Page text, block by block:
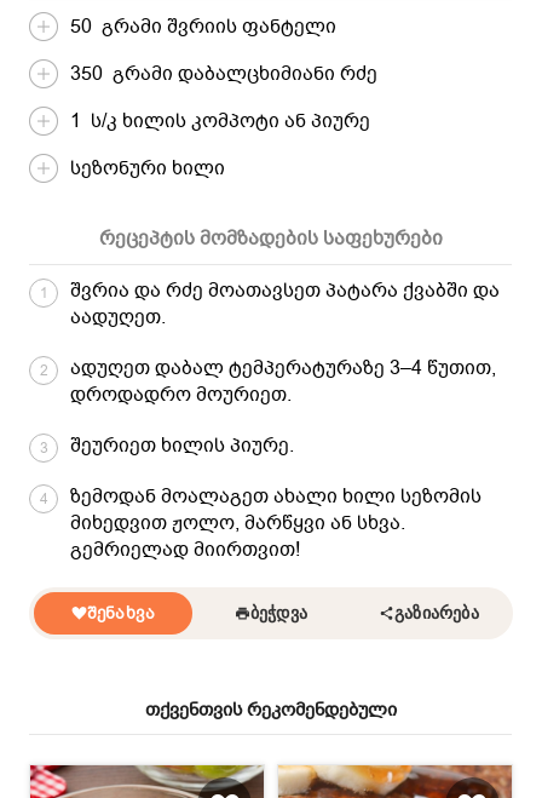
50 გრამი შვრიის ფანტელი
350 გრამი დაბალცხიმიანი რძე
1 ს/კ ხილის კომპოტი ან პიურე
სეზონური ხილი
რეცეპტის მომზადების საფეხურები
1
შვრია და რძე მოათავსეთ პატარა ქვაბში და
აადუღეთ.
2
ადუღეთ დაბალ ტემპერატურაზე 3–4 წუთით,
დროდადრო მოურიეთ.
3 შეურიეთ ხილის პიურე.
4
ზემოდან მოალაგეთ ახალი ხილი სეზომის
მიხედვით ჟოლო, მარწყვი ან სხვა.
გემრიელად მიირთვით!
ᲨᲔᲜᲐᲮᲕᲐ ᲑᲔᲭᲓᲕᲐ ᲒᲐᲖᲘᲐᲠᲔᲑᲐ
თქვენთვის რეკომენდებული